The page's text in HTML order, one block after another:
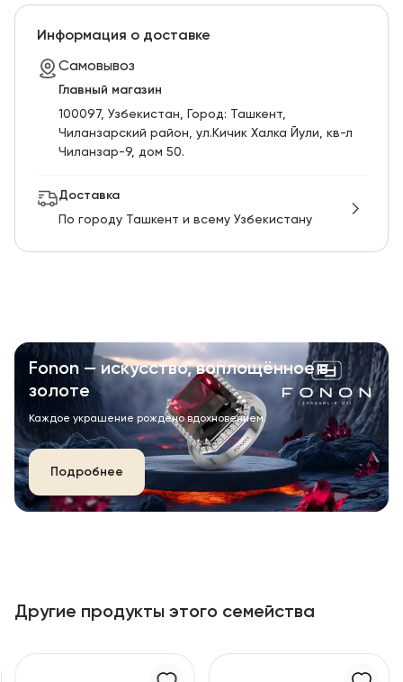
Информация о доставке
Самовывоз
Главный магазин
100097, Узбекистан, Город: Ташкент,
Чиланзарский pайон, ул.Кичик Халка Йули, кв-л
Чиланзар-9, дом 50.
Доставка
По городу Ташкент и всему Узбекистану
Fonon — искусство, воплощённое в
золоте
Каждое украшение рождено вдохновением.
Подробнее
Другие продукты этого семейства